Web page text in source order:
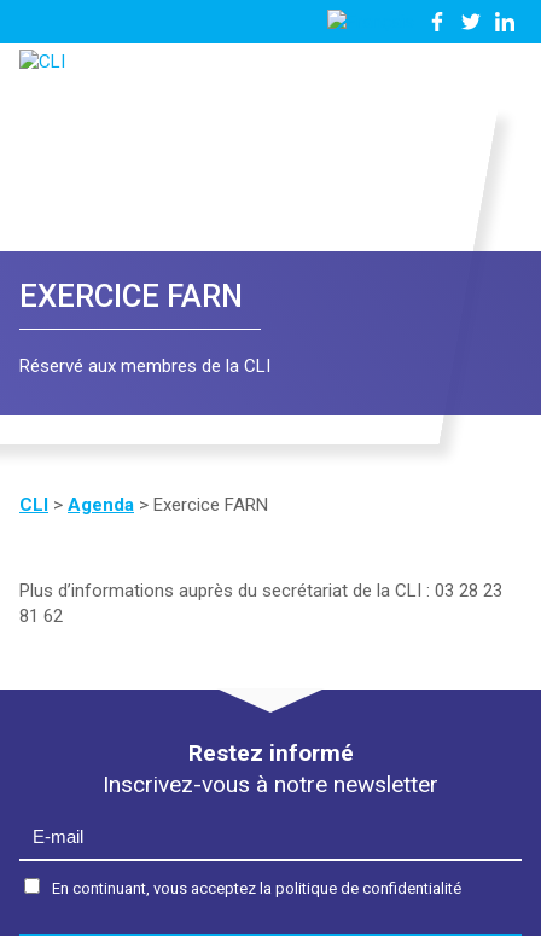
28
23
contacter
EXERCICE FARN
Réservé aux membres de la CLI
CLI > Agenda > Exercice FARN
Plus d’informations auprès du secrétariat de la CLI : 03 28 23
81 62
Restez informé
Inscrivez-vous à notre newsletter
En continuant, vous acceptez la politique de confidentialité